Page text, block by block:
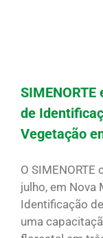
de
Vegetação
O
julho, em Nova
Identificação
uma